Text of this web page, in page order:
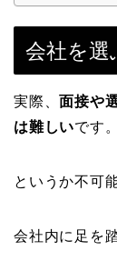
会社を選
実際、 面接や
は難しいです。
というか不可
会社内に足を